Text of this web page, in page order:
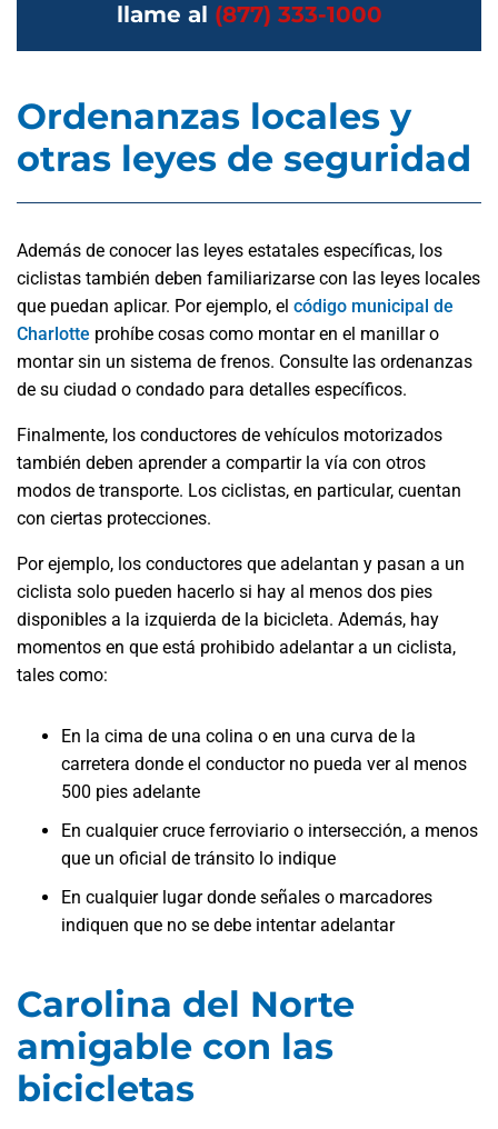
llame al (877) 333-1000
Ordenanzas locales y
otras leyes de seguridad
Además de conocer las leyes estatales específicas, los
ciclistas también deben familiarizarse con las leyes locales
que puedan aplicar. Por ejemplo, el código municipal de
Charlotte prohíbe cosas como montar en el manillar o
montar sin un sistema de frenos. Consulte las ordenanzas
de su ciudad o condado para detalles específicos.
Finalmente, los conductores de vehículos motorizados
también deben aprender a compartir la vía con otros
modos de transporte. Los ciclistas, en particular, cuentan
con ciertas protecciones.
Por ejemplo, los conductores que adelantan y pasan a un
ciclista solo pueden hacerlo si hay al menos dos pies
disponibles a la izquierda de la bicicleta. Además, hay
momentos en que está prohibido adelantar a un ciclista,
tales como:
En la cima de una colina o en una curva de la
carretera donde el conductor no pueda ver al menos
500 pies adelante
En cualquier cruce ferroviario o intersección, a menos
que un oficial de tránsito lo indique
En cualquier lugar donde señales o marcadores
indiquen que no se debe intentar adelantar
Carolina del Norte
amigable con las
bicicletas